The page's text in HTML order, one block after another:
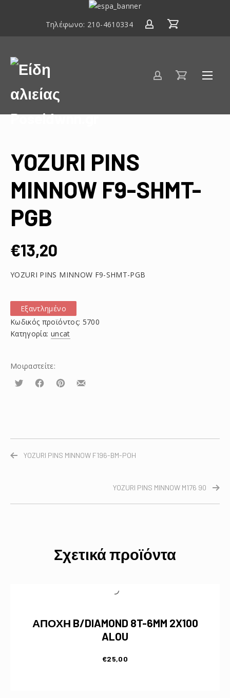
ΕΣΠΑ
2020
Τηλέφωνο: 210-4610334
Είδη
αλιείας
Poseidwnn.gr
YOZURI PINS
MINNOW F9-SHMT-
PGB
€13,20
YOZURI PINS MINNOW F9-SHMT-PGB
Εξαντλημένο
Κωδικός προϊόντος: 5700
Κατηγορία: uncat
Μοιραστείτε:
Τουίτα ΜοιραστείτεΜοιραστείτεΜοιραστείτε
YOZURI PINS MINNOW F196-BM-POH
YOZURI PINS MINNOW M176 90
Σχετικά προϊόντα
ΑΠΟΧΗ B/DIAMOND 8T-6MM 2X100
ALOU
€25,00